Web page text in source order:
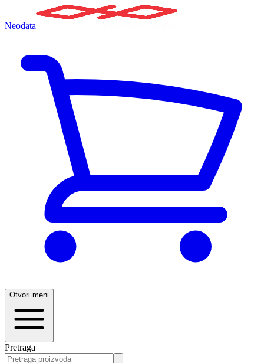
Neodata
Otvori meni
Pretraga